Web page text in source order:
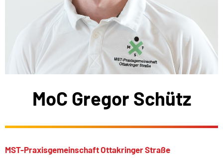
MoC Gregor Schütz
MST-Praxisgemeinschaft Ottakringer Straße